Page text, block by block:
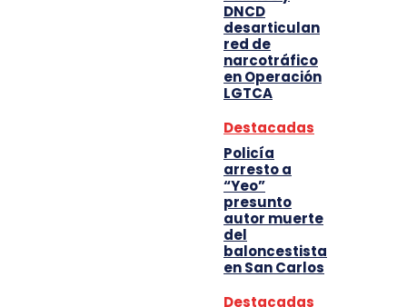
DNCD
desarticulan
red de
narcotráfico
en Operación
LGTCA
Destacadas
Policía
arresto a
“Yeo”
presunto
autor muerte
del
baloncestista
en San Carlos
Destacadas